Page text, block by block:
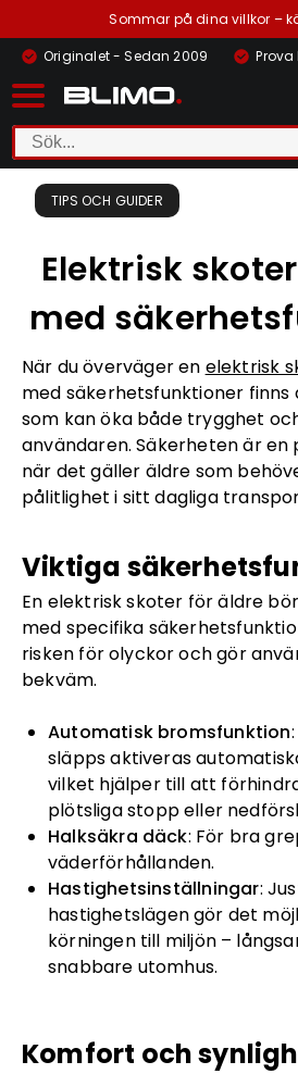
Sommar på dina villkor –
Originalet - Sedan 2009
TIPS OCH GUIDER
Elektrisk
med
När du överväger en elektrisk
med säkerhetsfunktioner
som kan öka både trygghet
användaren. Säkerheten är en
när det gäller äldre som
pålitlighet i sitt dagliga
Viktiga
En elektrisk skoter för äldre
med specifika
risken för olyckor och gör
bekväm.
Automatisk bromsfunktion
släpps aktiveras
vilket hjälper till att
plötsliga stopp eller
Halksäkra däck: För bra
väderförhållanden.
Hastighetsinställningar:
hastighetslägen gör det
körningen till miljön –
snabbare utomhus.
Komfort och